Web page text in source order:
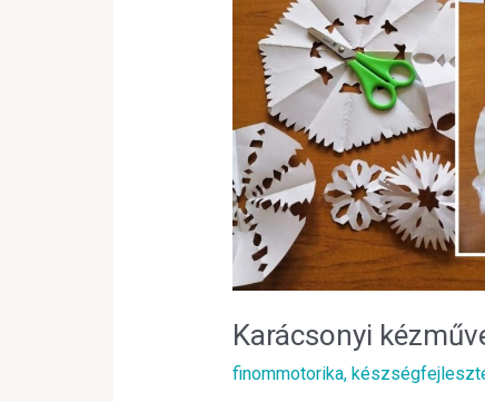
Karácsonyi
finommotorika,